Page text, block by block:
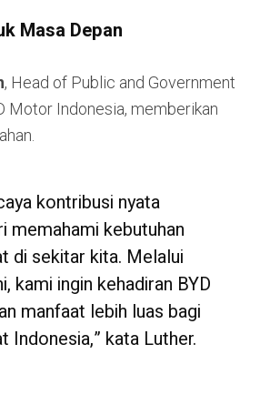
Masa Depan
, Head of Public and Government
Motor Indonesia, memberikan
kontribusi nyata
memahami kebutuhan
di sekitar kita. Melalui
kami ingin kehadiran BYD
manfaat lebih luas bagi
Indonesia,” kata Luther.